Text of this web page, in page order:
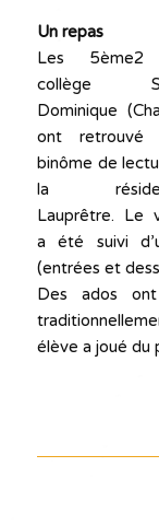
Un repas
Les 5ème2
collège
Dominique
ont retrouvé
binôme de
la
Lauprêtre. Le
a été suivi
(entrées et
Des ados
élève a joué du